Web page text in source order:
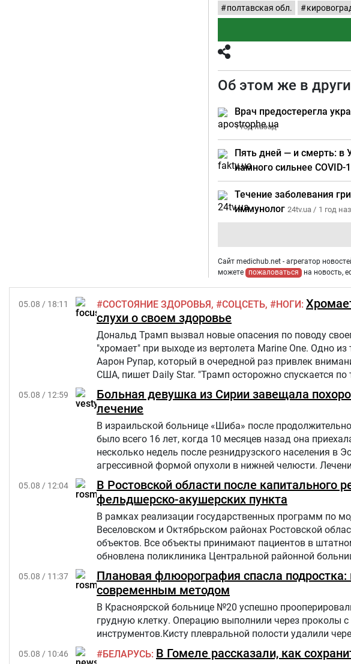
полтавская обл.
Об этом же в
Врач предостерегла
1 год назад
Пять дней — и смерть: в
намного сильнее COVID-
Течение заболевания
иммунолог 24tv.ua / 1 год
Сайт medichub.net - агрегатор
можете
пожаловаться на новость,
05.08 / 18:11 СОСТОЯНИЕ ЗДОРОВЬЯ СОЦСЕТЬ НОГИ
слухи о своем здоровье
Дональд Трамп вызвал новые опасения по поводу
"хромает" при выходе из вертолета Marine One. Одно
Аарон Рупар, который в очередной раз привлек
США, пишет Daily Star. "Трамп осторожно спускается по
слегка прихрамывая", — написал журналист.
05.08 / 12:59
Больная девушка из Сирии завещала
лечение
В израильской больнице «Шиба» после
было всего 16 лет, когда 10 месяцев назад она
несколько недель после резнидрузского населения в
агрессивной формой опухоли в нижней челюсти.
но позже произошел рецидив болезни. Нур попала на
«Шевет-ахим» («Кровные братья).
05.08 / 12:04
В Ростовской области после капитального
фельдшерско-акушерских пункта
В рамках реализации государственных программ по
Веселовском и Октябрьском районах Ростовской
объектов. Все объекты принимают пациентов в
обновлена поликлиника Центральной районной
05.08 / 11:37
Плановая флюорография спасла подростка:
современным методом
В Красноярской больнице №20 успешно
грудную клетку. Операцию выполнили через проколы
инструментов.Кисту плевральной полости удалили
05.08 / 10:46 БЕЛАРУСЬ В Гомеле рассказали, как